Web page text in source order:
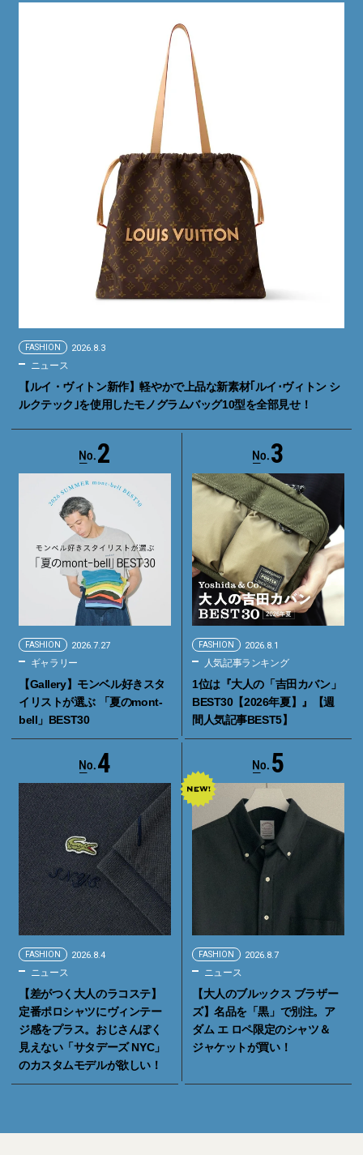
FASHION 2026.8.3
ニュース
【ルイ・ヴィトン新作】軽やかで上品な新素材｢ルイ･ヴィトン シ
ルクテック｣を使用したモノグラムバッグ10型を全部見せ！
2
FASHION 2026.7.27
ギャラリー
【Gallery】モンベル好きスタ
イリストが選ぶ 「夏のmont-
bell」BEST30
3
FASHION 2026.8.1
人気記事ランキング
1位は『大人の「吉田カバン」
BEST30【2026年夏】』【週
間人気記事BEST5】
4
FASHION 2026.8.4
ニュース
【差がつく大人のラコステ】
定番ポロシャツにヴィンテー
ジ感をプラス。おじさんぽく
見えない「サタデーズ NYC」
のカスタムモデルが欲しい！
5
FASHION 2026.8.7
ニュース
【大人のブルックス ブラザー
ズ】名品を「黒」で別注。ア
ダム エ ロペ限定のシャツ＆
ジャケットが買い！